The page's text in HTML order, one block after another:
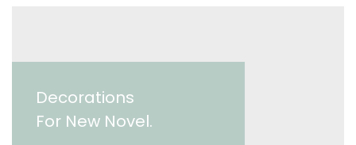
Decorations
For New Novel.